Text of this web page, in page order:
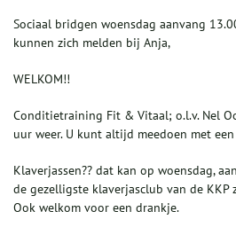
Sociaal bridgen woensdag aanvang
kunnen zich melden bij Anja,
WELKOM!!
Conditietraining Fit & Vitaal; o.l.v. Nel
uur weer. U kunt altijd meedoen met
Klaverjassen?? dat kan op woensdag,
de gezelligste klaverjasclub van de KKP
Ook welkom voor een drankje.